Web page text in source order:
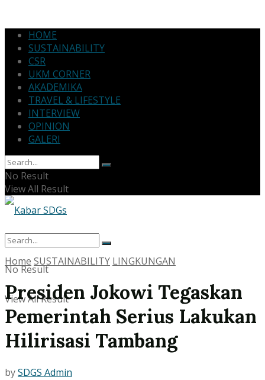
HOME
SUSTAINABILITY
CSR
UKM CORNER
AKADEMIKA
TRAVEL & LIFESTYLE
INTERVIEW
OPINION
GALERI
No Result
View All Result
No Result
View All Result
Home SUSTAINABILITY LINGKUNGAN
Presiden Jokowi Tegaskan
Pemerintah Serius Lakukan
Hilirisasi Tambang
bySDGS Admin